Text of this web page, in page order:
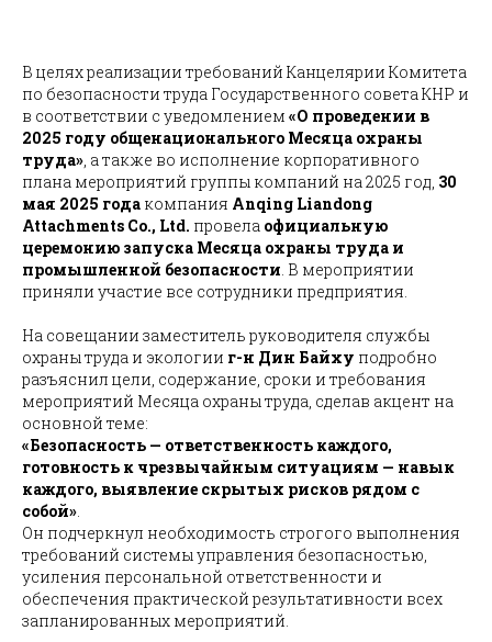
В целях реализации требований Канцелярии Комитета
по безопасности труда Государственного совета КНР и
в соответствии с уведомлением «О проведении в
2025 году общенационального Месяца охраны
труда», а также во исполнение корпоративного
плана мероприятий группы компаний на 2025 год, 30
мая 2025 года компания Anqing Liandong
Attachments Co., Ltd. провела официальную
церемонию запуска Месяца охраны труда и
промышленной безопасности. В мероприятии
приняли участие все сотрудники предприятия.
На совещании заместитель руководителя службы
охраны труда и экологии г-н Дин Байху подробно
разъяснил цели, содержание, сроки и требования
мероприятий Месяца охраны труда, сделав акцент на
основной теме:
«Безопасность — ответственность каждого,
готовность к чрезвычайным ситуациям — навык
каждого, выявление скрытых рисков рядом с
собой».
Он подчеркнул необходимость строгого выполнения
требований системы управления безопасностью,
усиления персональной ответственности и
обеспечения практической результативности всех
запланированных мероприятий.